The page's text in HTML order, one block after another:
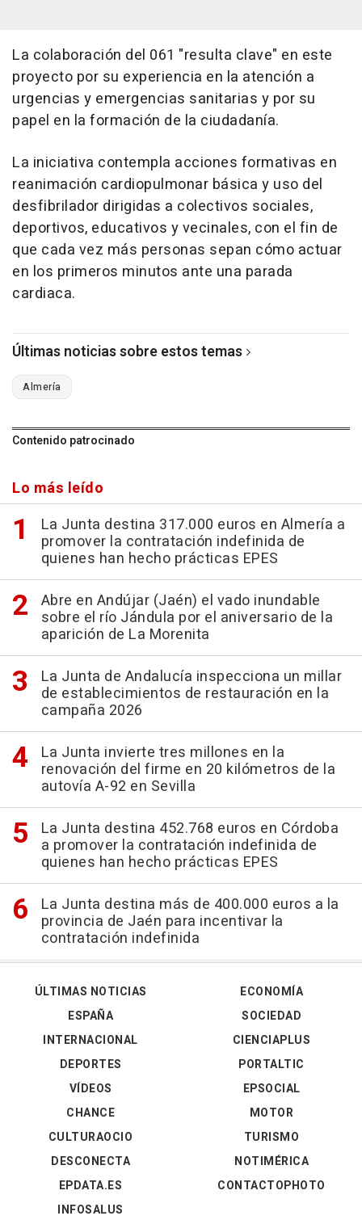
La colaboración del 061 "resulta clave" en este
proyecto por su experiencia en la atención a
urgencias y emergencias sanitarias y por su
papel en la formación de la ciudadanía.
La iniciativa contempla acciones formativas en
reanimación cardiopulmonar básica y uso del
desfibrilador dirigidas a colectivos sociales,
deportivos, educativos y vecinales, con el fin de
que cada vez más personas sepan cómo actuar
en los primeros minutos ante una parada
cardiaca.
Últimas noticias sobre estos temas
Almería
Contenido patrocinado
Lo más leído
La Junta destina 317.000 euros en Almería a
promover la contratación indefinida de
quienes han hecho prácticas EPES
Abre en Andújar (Jaén) el vado inundable
sobre el río Jándula por el aniversario de la
aparición de La Morenita
La Junta de Andalucía inspecciona un millar
de establecimientos de restauración en la
campaña 2026
La Junta invierte tres millones en la
renovación del firme en 20 kilómetros de la
autovía A-92 en Sevilla
La Junta destina 452.768 euros en Córdoba
a promover la contratación indefinida de
quienes han hecho prácticas EPES
La Junta destina más de 400.000 euros a la
provincia de Jaén para incentivar la
contratación indefinida
ÚLTIMAS NOTICIAS
ESPAÑA
INTERNACIONAL
DEPORTES
VÍDEOS
ECONOMÍA
SOCIEDAD
CIENCIAPLUS
PORTALTIC
EPSOCIAL
CHANCE
CULTURAOCIO
DESCONECTA
EPDATA.ES
INFOSALUS
MOTOR
TURISMO
NOTIMÉRICA
CONTACTOPHOTO